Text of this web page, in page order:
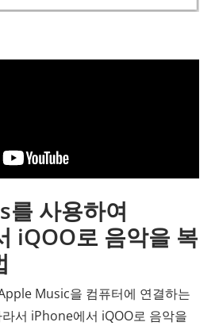
사용하여
iQOO로 음악을 복
Music을 컴퓨터에 연결하는
서 iPhone에서 iQOO로 음악을